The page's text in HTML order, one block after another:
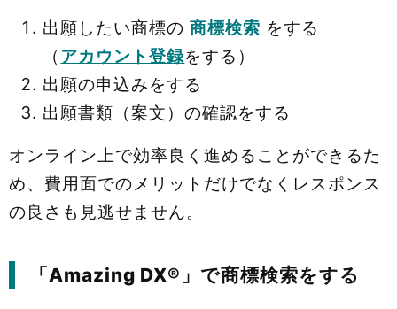
出願したい商標の商標検索 をする
（ アカウント登録をする）
出願の申込みをする
出願書類（案文）の確認をする
オンライン上で効率良く進めることができるた
め、費用面でのメリットだけでなくレスポンス
の良さも見逃せません。
「Amazing DX®」で商標検索をする